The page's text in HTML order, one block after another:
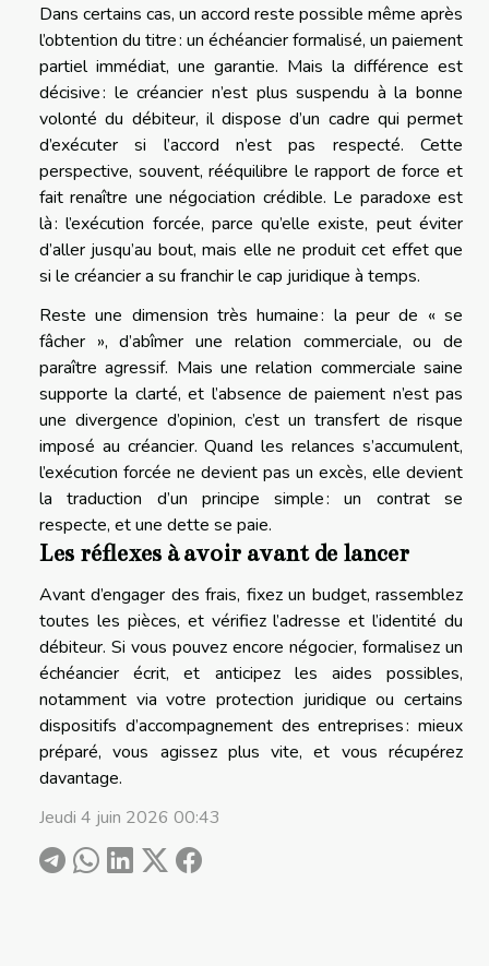
Dans certains cas, un accord reste possible même après
l’obtention du titre : un échéancier formalisé, un paiement
partiel immédiat, une garantie. Mais la différence est
décisive : le créancier n’est plus suspendu à la bonne
volonté du débiteur, il dispose d’un cadre qui permet
d’exécuter si l’accord n’est pas respecté. Cette
perspective, souvent, rééquilibre le rapport de force et
fait renaître une négociation crédible. Le paradoxe est
là : l’exécution forcée, parce qu’elle existe, peut éviter
d’aller jusqu’au bout, mais elle ne produit cet effet que
si le créancier a su franchir le cap juridique à temps.
Reste une dimension très humaine : la peur de « se
fâcher », d’abîmer une relation commerciale, ou de
paraître agressif. Mais une relation commerciale saine
supporte la clarté, et l’absence de paiement n’est pas
une divergence d’opinion, c’est un transfert de risque
imposé au créancier. Quand les relances s’accumulent,
l’exécution forcée ne devient pas un excès, elle devient
la traduction d’un principe simple : un contrat se
respecte, et une dette se paie.
Les réflexes à avoir avant de lancer
Avant d’engager des frais, fixez un budget, rassemblez
toutes les pièces, et vérifiez l’adresse et l’identité du
débiteur. Si vous pouvez encore négocier, formalisez un
échéancier écrit, et anticipez les aides possibles,
notamment via votre protection juridique ou certains
dispositifs d’accompagnement des entreprises : mieux
préparé, vous agissez plus vite, et vous récupérez
davantage.
Jeudi 4 juin 2026 00:43